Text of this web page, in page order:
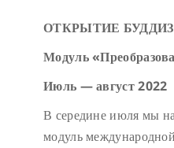
ОТКРЫТИЕ
Модуль
Июль — август 2022
В середине июля мы
модуль